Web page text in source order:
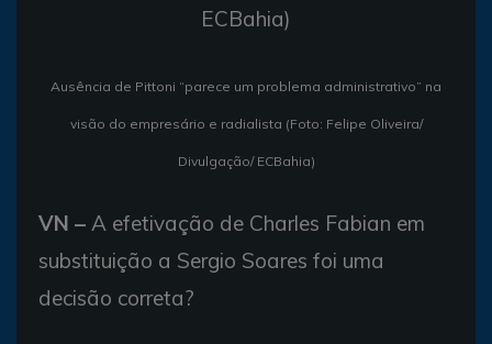
Ausência de Pittoni “parece um problema administrativo” na
visão do empresário e radialista (Foto: Felipe Oliveira/
Divulgação/ ECBahia)
VN – A efetivação de Charles Fabian em
substituição a Sergio Soares foi uma
decisão correta?